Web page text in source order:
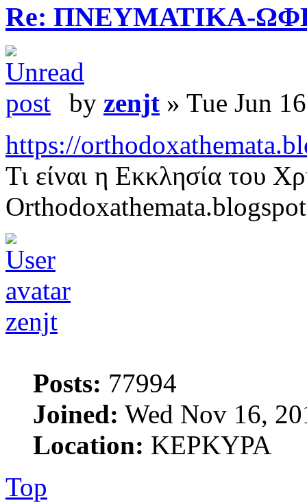
Re: ΠΝΕΥΜΑΤΙΚΑ-
by zenjt » Tue Jun
https://
Τι είναι η Εκκλησία του
zenjt
Posts: 77994
Joined: Wed Nov 16,
Location: ΚΕΡΚΥΡΑ
Top